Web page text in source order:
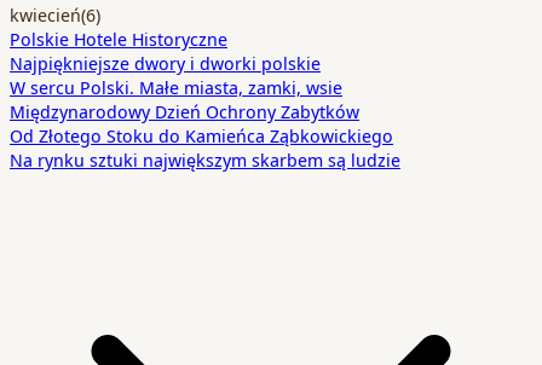
kwiecień(6)
Polskie Hotele Historyczne
Najpiękniejsze dwory i dworki polskie
W sercu Polski. Małe miasta, zamki, wsie
Międzynarodowy Dzień Ochrony Zabytków
Od Złotego Stoku do Kamieńca Ząbkowickiego
Na rynku sztuki największym skarbem są ludzie